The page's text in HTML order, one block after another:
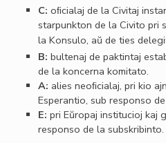
C: oﬁcialaj de la Civitaj
starpunkton de la Civito pri
la Konsulo, aŭ de ties
B: bultenaj de paktintaj
de la koncerna komitato.
A: alies neoﬁcialaj, pri kio
Esperantio, sub responso
E: pri Eŭropaj institucioj kaj
responso de la subskribinto.